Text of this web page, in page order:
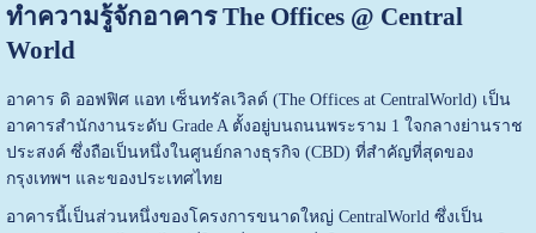
ทำความรู้จักอาคาร The Offices @ Central
World
อาคาร ดิ ออฟฟิศ แอท เซ็นทรัลเวิลด์ (The Offices at CentralWorld) เป็น
อาคารสำนักงานระดับ Grade A ตั้งอยู่บนถนนพระราม 1 ใจกลางย่านราช
ประสงค์ ซึ่งถือเป็นหนึ่งในศูนย์กลางธุรกิจ (CBD) ที่สำคัญที่สุดของ
กรุงเทพฯ และของประเทศไทย
อาคารนี้เป็นส่วนหนึ่งของโครงการขนาดใหญ่ CentralWorld ซึ่งเป็น